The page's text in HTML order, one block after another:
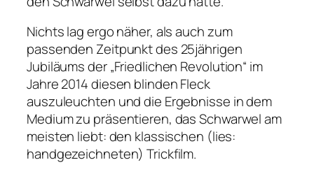
Nichts lag ergo näher, als auch zum
passenden Zeitpunkt des 25jährigen
Jubiläums der „Friedlichen Revolution“ im
Jahre 2014 diesen blinden Fleck
auszuleuchten und die Ergebnisse in dem
Medium zu präsentieren, das Schwarwel am
meisten liebt: den klassischen (lies:
handgezeichneten) Trickfilm.